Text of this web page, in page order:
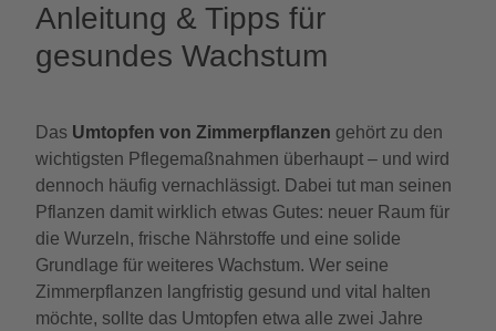
Anleitung & Tipps für
gesundes Wachstum
Das Umtopfen von Zimmerpflanzen gehört zu den
wichtigsten Pflegemaßnahmen überhaupt – und wird
dennoch häufig vernachlässigt. Dabei tut man seinen
Pflanzen damit wirklich etwas Gutes: neuer Raum für
die Wurzeln, frische Nährstoffe und eine solide
Grundlage für weiteres Wachstum. Wer seine
Zimmerpflanzen langfristig gesund und vital halten
möchte, sollte das Umtopfen etwa alle zwei Jahre